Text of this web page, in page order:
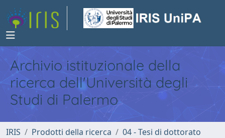
Archivio istituzionale della
ricerca dell'Università degli
Studi di Palermo
IRIS Prodotti della ricerca
04 - Tesi di dottorato